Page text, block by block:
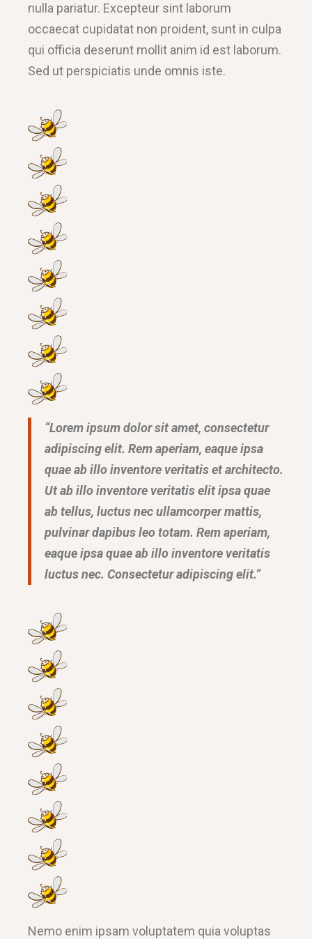
nulla pariatur. Excepteur sint laborum
occaecat cupidatat non proident, sunt in culpa
qui officia deserunt mollit anim id est laborum.
Sed ut perspiciatis unde omnis iste.
“Lorem ipsum dolor sit amet, consectetur
adipiscing elit. Rem aperiam, eaque ipsa
quae ab illo inventore veritatis et architecto.
Ut ab illo inventore veritatis elit ipsa quae
ab tellus, luctus nec ullamcorper mattis,
pulvinar dapibus leo totam. Rem aperiam,
eaque ipsa quae ab illo inventore veritatis
luctus nec. Consectetur adipiscing elit.”
Nemo enim ipsam voluptatem quia voluptas